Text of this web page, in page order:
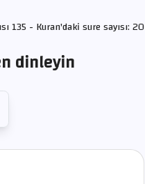
135 - Kuran'daki sure sayısı: 20
dinleyin